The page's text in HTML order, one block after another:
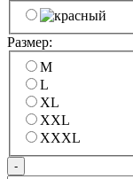
Размер:
M
L
XL
XXL
XXXL
-